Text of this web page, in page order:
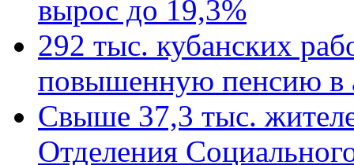
вырос до 19,3%
292 тыс. кубанских
повышенную пенсию в
Свыше 37,3 тыс.
Отделения